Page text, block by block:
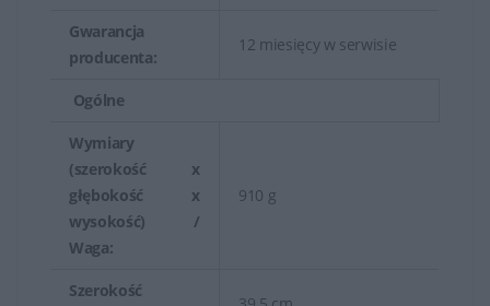
Gwarancja
producenta:
12 miesięcy w serwisie
Ogólne
Wymiary
(szerokość x
głębokość x
wysokość) /
Waga:
910 g
Szerokość